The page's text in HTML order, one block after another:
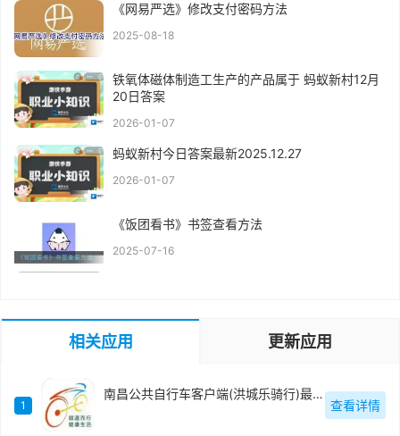
《网易严选》修改支付密码方法
2025-08-18
铁氧体磁体制造工生产的产品属于 蚂蚁新村12月
20日答案
2026-01-07
蚂蚁新村今日答案最新2025.12.27
2026-01-07
《饭团看书》书签查看方法
2025-07-16
相关应用 更新应用
1
南昌公共自行车客户端(洪城乐骑行)最新版
查看详情